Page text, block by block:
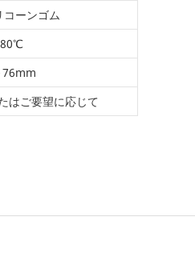
コーンゴム
はご要望に応じて